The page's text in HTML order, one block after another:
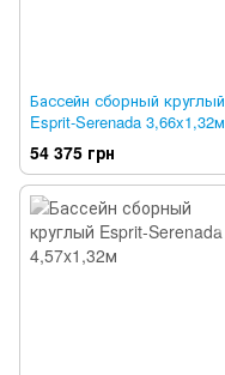
Бассейн сборный круглый
Esprit-Serenada 3,66x1,32м
54 375 грн